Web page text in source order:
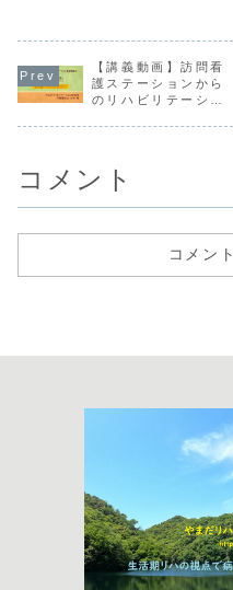
【講義動画】訪問看
護ステーションから
のリハビリテーショ
コメント
コメン